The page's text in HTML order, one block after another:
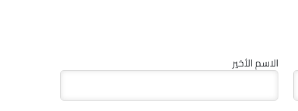
الاسم الأخير